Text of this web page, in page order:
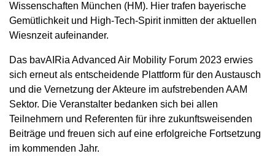
Wissenschaften München (HM). Hier trafen bayerische
Gemütlichkeit und High-Tech-Spirit inmitten der aktuellen
Wiesnzeit aufeinander.
Das bavAIRia Advanced Air Mobility Forum 2023 erwies
sich erneut als entscheidende Plattform für den Austausch
und die Vernetzung der Akteure im aufstrebenden AAM
Sektor. Die Veranstalter bedanken sich bei allen
Teilnehmern und Referenten für ihre zukunftsweisenden
Beiträge und freuen sich auf eine erfolgreiche Fortsetzung
im kommenden Jahr.